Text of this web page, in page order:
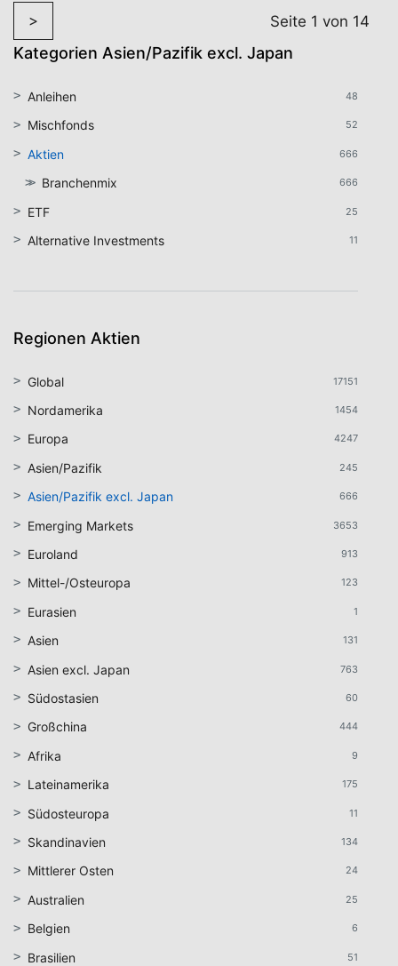
> Seite 1 von 14
Kategorien Asien/Pazifik excl. Japan
48
Anleihen
52
Mischfonds
666
Aktien
666
Branchenmix
25
ETF
11
Alternative Investments
Regionen Aktien
17151
Global
1454
Nordamerika
4247
Europa
245
Asien/Pazifik
666
Asien/Pazifik excl. Japan
3653
Emerging Markets
913
Euroland
123
Mittel-/Osteuropa
1
Eurasien
131
Asien
763
Asien excl. Japan
60
Südostasien
444
Großchina
9
Afrika
175
Lateinamerika
11
Südosteuropa
134
Skandinavien
24
Mittlerer Osten
25
Australien
6
Belgien
51
Brasilien